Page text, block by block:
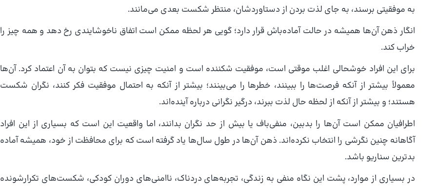
دسته‌بندی
تست‌ها
به موفقیتی برسند، به جای لذت بردن از دستاوردشان، منتظر شکست بعدی می‌مانند.
انگار ذهن آن‌ها همیشه در حالت آماده‌باش قرار دارد؛ گویی هر لحظه ممکن است اتفاق ناخوشایندی رخ دهد و همه چیز را
خراب کند.
برای این افراد خوشحالی اغلب موقتی است، موفقیت شکننده است و امنیت چیزی نیست که بتوان به آن اعتماد کرد. آن‌ها
معمولاً بیشتر از آنکه فرصت‌ها را ببینند، خطرها را می‌بینند؛ بیشتر از آنکه به احتمال موفقیت فکر کنند، نگران شکست
هستند؛ و بیشتر از آنکه از لحظه حال لذت ببرند، درگیر نگرانی درباره آینده‌اند.
اطرافیان ممکن است آن‌ها را بدبین، منفی‌باف یا بیش از حد نگران بدانند، اما واقعیت این است که بسیاری از این افراد
آگاهانه چنین نگرشی را انتخاب نکرده‌اند. ذهن آن‌ها در طول سال‌ها یاد گرفته است که برای محافظت از خود، همیشه آماده
بدترین سناریو باشد.
در بسیاری از موارد، پشت این نگاه منفی به زندگی، تجربه‌های دردناک، ناامنی‌های دوران کودکی، شکست‌های تکرارشونده